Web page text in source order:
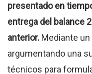
presentado en
entrega del balance
anterior. Mediante
argumentando una
técnicos para